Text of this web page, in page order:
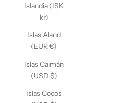
Islandia (ISK
kr)
Islas Aland
(EUR €)
Islas Caimán
(USD $)
Islas Cocos